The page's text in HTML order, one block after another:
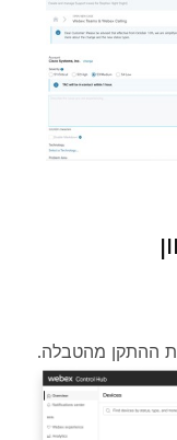
ההתקן מהטבלה.